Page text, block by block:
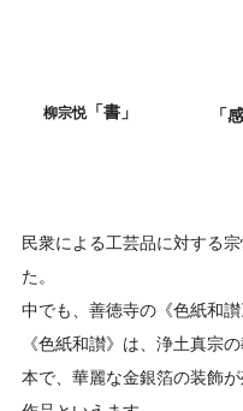
柳宗悦「書」 「
民衆による工芸品に対する
た。
中でも、善徳寺の《色紙和
《色紙和讃》は、浄土真宗
本で、華麗な金銀箔の装飾